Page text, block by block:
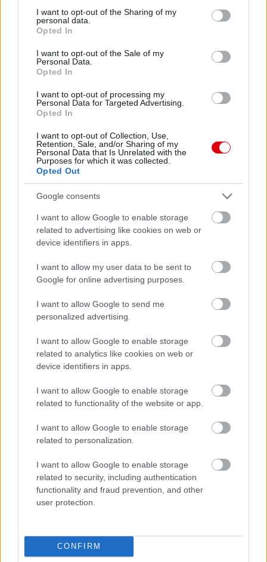
not limited to your visit or usage behaviour. You may click to
grant or deny consent to Google and its third-party tags to
use your data for below specified purposes in below Google
consent section.
I want to opt-out of the Sharing of my
personal data.
Opted In
I want to opt-out of the Sale of my
Personal Data.
Opted In
I want to opt-out of processing my
Personal Data for Targeted Advertising.
Opted In
I want to opt-out of Collection, Use,
Retention, Sale, and/or Sharing of my
Personal Data that Is Unrelated with the
Purposes for which it was collected.
Opted Out
Google consents
I want to allow Google to enable storage
related to advertising like cookies on web or
device identifiers in apps.
I want to allow my user data to be sent to
Google for online advertising purposes.
I want to allow Google to send me
personalized advertising.
I want to allow Google to enable storage
related to analytics like cookies on web or
device identifiers in apps.
I want to allow Google to enable storage
related to functionality of the website or app.
I want to allow Google to enable storage
related to personalization.
I want to allow Google to enable storage
related to security, including authentication
functionality and fraud prevention, and other
user protection.
CONFIRM
Meccs Center
Paris Saint-Germain
Felkészülési szezon 4. mérkőzés
Nya Ullevi, Göteborg
0 nap 10 óra 3 perc 4 másodperc
Leeds United vs Manchester United
ELŐZŐ MÉRKŐZÉSEK